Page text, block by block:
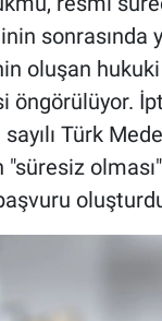
oluşan
öngörülüyor.
Türk
"süresiz